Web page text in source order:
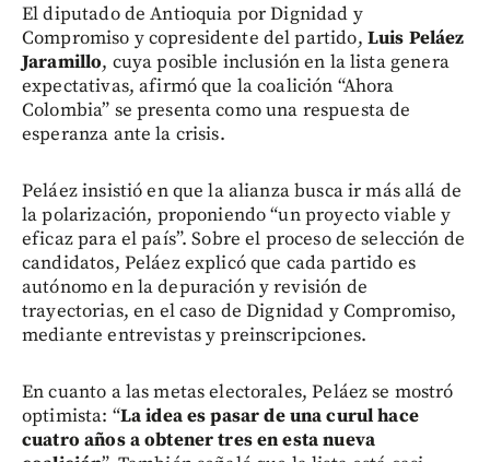
El diputado de Antioquia por Dignidad y
Compromiso y copresidente del partido, Luis Peláez
Jaramillo, cuya posible inclusión en la lista genera
expectativas, afirmó que la coalición “Ahora
Colombia” se presenta como una respuesta de
esperanza ante la crisis.
Peláez insistió en que la alianza busca ir más allá de
la polarización, proponiendo “un proyecto viable y
eficaz para el país”. Sobre el proceso de selección de
candidatos, Peláez explicó que cada partido es
autónomo en la depuración y revisión de
trayectorias, en el caso de Dignidad y Compromiso,
mediante entrevistas y preinscripciones.
En cuanto a las metas electorales, Peláez se mostró
optimista: “La idea es pasar de una curul hace
cuatro años a obtener tres en esta nueva